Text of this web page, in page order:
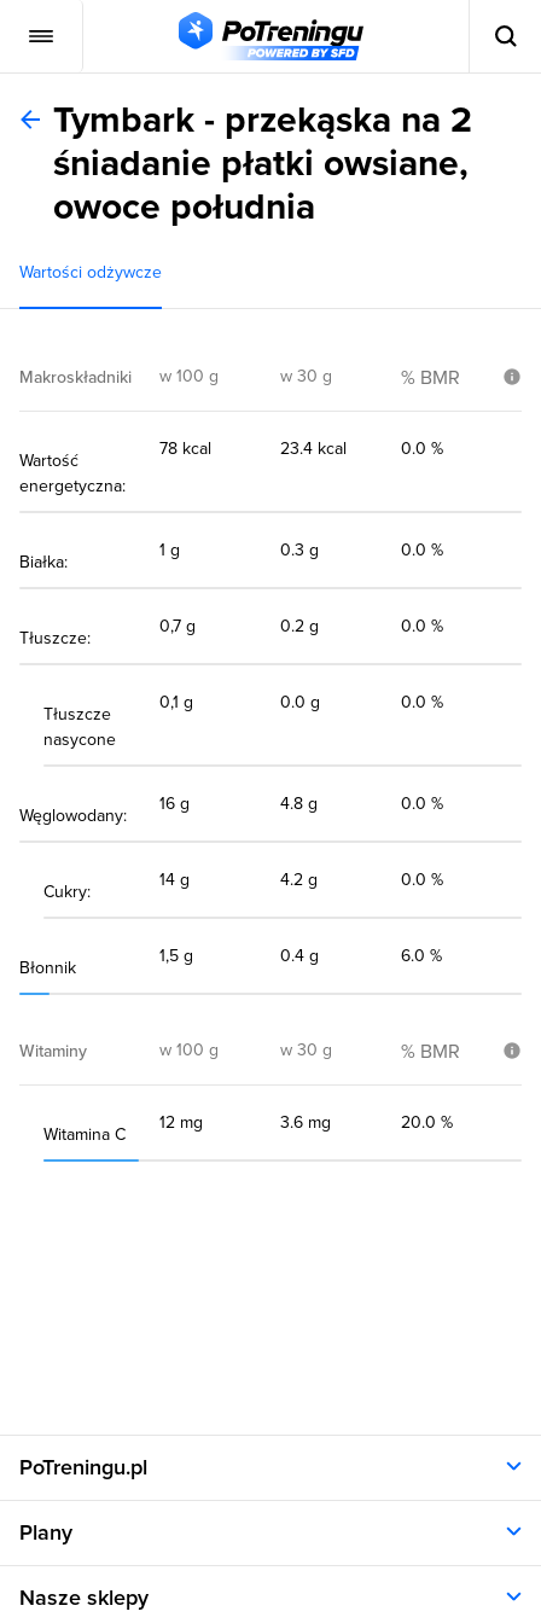
Tymbark - przekąska na 2
śniadanie płatki owsiane,
owoce południa
Wartości odżywcze
Makroskładniki w 100 g w 30 g % BMR
Wartość
energetyczna:
78 kcal 23.4 kcal 0.0 %
Białka:
1 g 0.3 g 0.0 %
Tłuszcze:
0,7 g 0.2 g 0.0 %
Tłuszcze
nasycone
0,1 g 0.0 g 0.0 %
Węglowodany:
16 g 4.8 g 0.0 %
Cukry:
14 g 4.2 g 0.0 %
Błonnik
1,5 g 0.4 g 6.0 %
Witaminy w 100 g w 30 g % BMR
Witamina C
12 mg 3.6 mg 20.0 %
PoTreningu.pl
Polityka prywatności
Regulamin
RODO
Plany
Plany dla kobiet
Nasze sklepy